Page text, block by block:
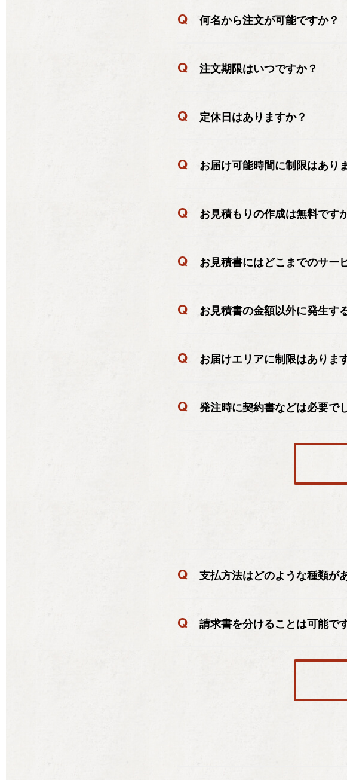
Q 何名から注文が可能ですか？
Q 注文期限はいつですか？
Q 定休日はありますか？
Q お届け可能時間に制限はあり
Q お見積もりの作成は無料です
Q お見積書にはどこまでのサー
Q お見積書の金額以外に発生す
Q お届けエリアに制限はありま
Q 発注時に契約書などは必要で
Q 支払方法はどのような種類が
Q 請求書を分けることは可能で